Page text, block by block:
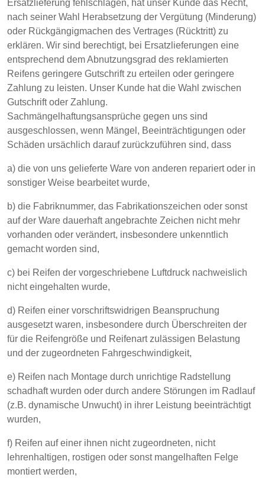
Ersatzlieferung fehlschlagen, hat unser Kunde das Recht,
nach seiner Wahl Herabsetzung der Vergütung (Minderung)
oder Rückgängigmachen des Vertrages (Rücktritt) zu
erklären. Wir sind berechtigt, bei Ersatzlieferungen eine
entsprechend dem Abnutzungsgrad des reklamierten
Reifens geringere Gutschrift zu erteilen oder geringere
Zahlung zu leisten. Unser Kunde hat die Wahl zwischen
Gutschrift oder Zahlung.
Sachmängelhaftungsansprüche gegen uns sind
ausgeschlossen, wenn Mängel, Beeinträchtigungen oder
Schäden ursächlich darauf zurückzuführen sind, dass
a) die von uns gelieferte Ware von anderen repariert oder in
sonstiger Weise bearbeitet wurde,
b) die Fabriknummer, das Fabrikationszeichen oder sonst
auf der Ware dauerhaft angebrachte Zeichen nicht mehr
vorhanden oder verändert, insbesondere unkenntlich
gemacht worden sind,
c) bei Reifen der vorgeschriebene Luftdruck nachweislich
nicht eingehalten wurde,
d) Reifen einer vorschriftswidrigen Beanspruchung
ausgesetzt waren, insbesondere durch Überschreiten der
für die Reifengröße und Reifenart zulässigen Belastung
und der zugeordneten Fahrgeschwindigkeit,
e) Reifen nach Montage durch unrichtige Radstellung
schadhaft wurden oder durch andere Störungen im Radlauf
(z.B. dynamische Unwucht) in ihrer Leistung beeinträchtigt
wurden,
f) Reifen auf einer ihnen nicht zugeordneten, nicht
lehrenhaltigen, rostigen oder sonst mangelhaften Felge
montiert werden,